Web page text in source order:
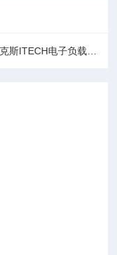
斯ITECH电子负载